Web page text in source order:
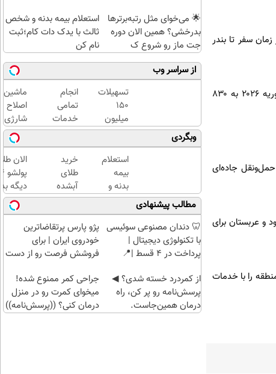
سفر تا بندر
آمارها حاکی از رشد قابل‌توجه ترانزیت از این گذرگاه است: ارزش کالاهای عبوری از ۳۰۰ میلیون دلار در فوریه ۲۰۲۶ به ۸۳۰
جاده‌ای
و عربستان برای
را با خدمات
🌟 می‌خوای مثل رتبه‌برترها
بدرخشی؟ همین الان دوره
جت ماز رو شروع ک
استعلام بیمه بدنه و شخص
ثالث با یدک دات کام؛ثبت
نام کن
از سراسر وب
تسهیلات
۱۵۰
میلیون
تومان؛
بدون
ضامن و با
بازپرداخت
دوساله
انجام
تمامی
خدمات
خودرویی
در محل
با یدک
دات کام
ماشین
اصلاح
شارژی
(قیمت
تا
وبگردی
استعلام
بیمه
بدنه و
شخص
ثالث با
یدک
کام؛
کن
خرید
طلای
آبشده
حتی با
۱۰۰هزارتومان
الان
دیگه
طلا با
بی‌بهره
مطالب پیشنهادی
🦷 دندان مصنوعی سوئیسی
با تکنولوژی دیجیتال |
پرداخت در 4 قسط |📍
پژو پارس پرتقاضاترین
خودروی ایران | برای
فروشش فرصت رو از دست
از کمردرد خسته شدی؟ ◀
پرسش‌نامه رو پر کن، راه
درمان همین‌جاست.
جراحی کمر ممنوع شده!
میخوای کمرت رو در منزل
درمان کنی؟ ((پرسش‌نامه))